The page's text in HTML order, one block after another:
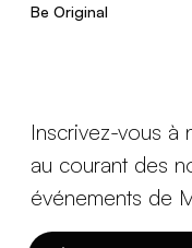
Be Original
Inscrivez-vous à
au courant des
événements de